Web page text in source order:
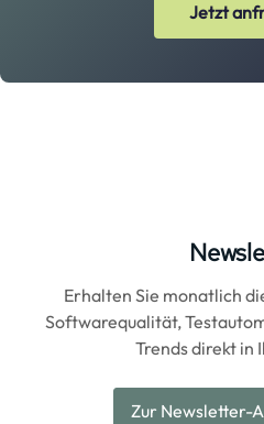
Jetzt
Erhalten Sie monatlich
Softwarequalität,
Trends direkt in
Zur Newsletter-